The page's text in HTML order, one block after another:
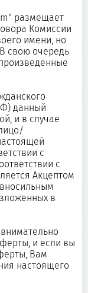
размещает
Комиссии
имени, но
свою очередь
данный
и в случае
с
с
Акцептом
в
и если вы
Вам
настоящего